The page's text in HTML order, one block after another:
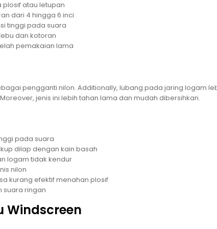
plosif atau letupan
dari 4 hingga 6 inci
tinggi pada suara
dan kotoran
pemakaian lama
pengganti nilon. Additionally, lubang pada jaring logam
jenis ini lebih tahan lama dan mudah dibersihkan.
pada suara
dilap dengan kain basah
logam tidak kendur
nilon
kurang efektif menahan plosif
suara ringan
Windscreen